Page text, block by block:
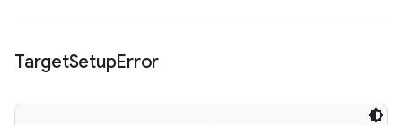
TargetSetupError